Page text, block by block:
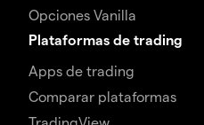
Opciones Vanilla
Plataformas de trading
Apps de trading
Comparar plataformas